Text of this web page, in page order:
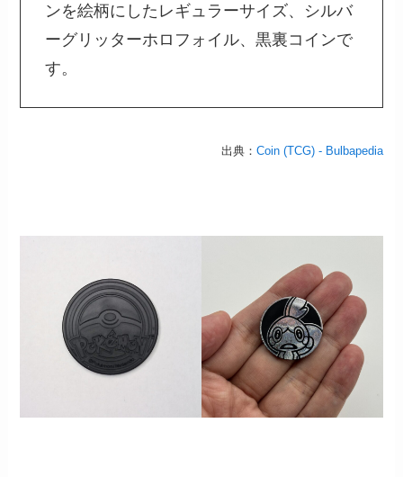
ンを絵柄にしたレギュラーサイズ、シルバ
ーグリッターホロフォイル、黒裏コインで
す。
出典： Coin (TCG) - Bulbapedia